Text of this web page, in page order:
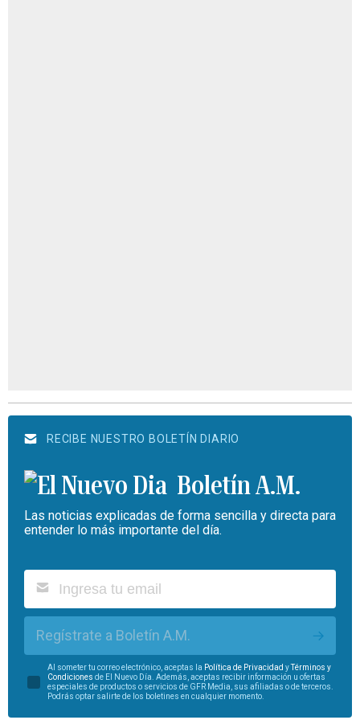
RECIBE NUESTRO BOLETÍN DIARIO
Boletín A.M.
Las noticias explicadas de forma sencilla y directa para
entender lo más importante del día.
Regístrate a Boletín A.M.
Al someter tu correo electrónico, aceptas la Política de Privacidad yTérminos y
Condiciones de El Nuevo Día. Además, aceptas recibir información u ofertas
especiales de productos o servicios de GFR Media, sus afiliadas o de terceros.
Podrás optar salirte de los boletines en cualquier momento.